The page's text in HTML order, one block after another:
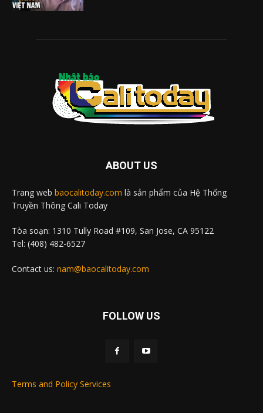
ABOUT US
Trang web baocalitoday.com là sản phẩm của Hệ Thống
Truyền Thông Cali Today
Tòa soạn: 1310 Tully Road #109, San Jose, CA 95122
Tel: (408) 482-6527
Contact us: nam@baocalitoday.com
FOLLOW US
Terms and Policy Services